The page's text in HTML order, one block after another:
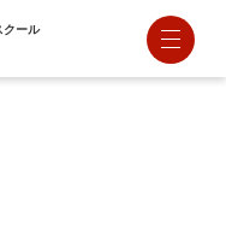
クール